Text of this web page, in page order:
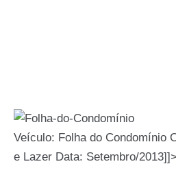
Veículo: Folha do Condomínio
e Lazer Data: Setembro/2013]]>